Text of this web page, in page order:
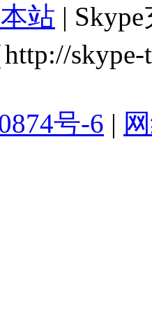
站 |
skype-
号-6 |